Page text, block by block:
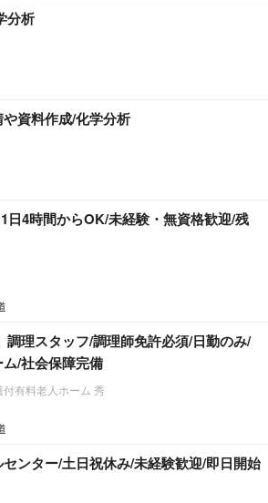
分析
資料作成/化学分析
日4時間からOK/未経験・無資格歓迎/残
調理スタッフ/調理師免許必須/日勤のみ/
/社会保障完備
有料老人ホーム 秀
ンター/土日祝休み/未経験歓迎/即日開始